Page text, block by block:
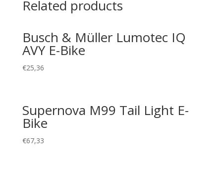
Related products
Busch & Müller Lumotec IQ
AVY E-Bike
€25,36
Supernova M99 Tail Light E-
Bike
€67,33